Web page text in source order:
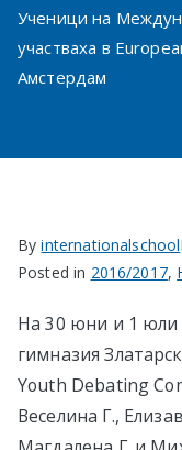
Ученици на
участваха в
Амстердам
Byinternationalschool
Posted in 2016/2017,
На 30 юни и 1
гимназия
Youth Debating
Веселина Г.,